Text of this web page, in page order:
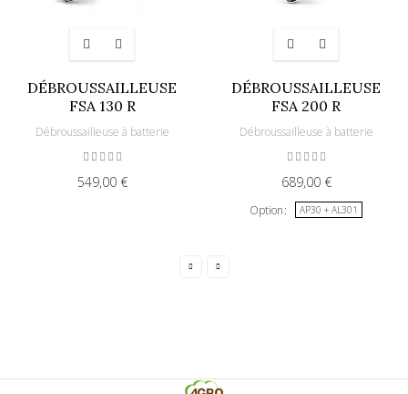
DÉBROUSSAILLEUSE
FSA 130 R
Débroussailleuse à batterie
549,00 €
DÉBROUSSAILLEUSE
FSA 200 R
Débroussailleuse à batterie
689,00 €
Option AP30 + AL301